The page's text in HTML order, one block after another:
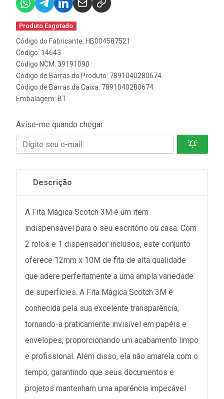
Produto Esgotado
Código do Fabricante: HB004587521
Código: 14643
Código NCM: 39191090
Código de Barras do Produto: 7891040280674
Código de Barras da Caixa: 7891040280674
Embalagem: BT
Avise-me quando chegar
Descrição
A Fita Mágica Scotch 3M é um item
indispensável para o seu escritório ou casa. Com
2 rolos e 1 dispensador inclusos, este conjunto
oferece 12mm x 10M de fita de alta qualidade
que adere perfeitamente a uma ampla variedade
de superfícies. A Fita Mágica Scotch 3M é
conhecida pela sua excelente transparência,
tornando-a praticamente invisível em papéis e
envelopes, proporcionando um acabamento limpo
e profissional. Além disso, ela não amarela com o
tempo, garantindo que seus documentos e
projetos mantenham uma aparência impecável